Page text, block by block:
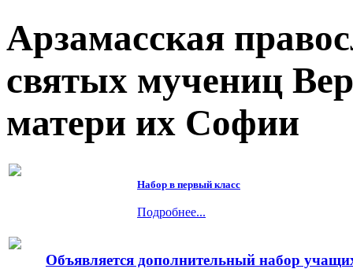
Арзамасская
святых мучениц
матери их Софии
Набор в первый класс
Подробнее...
Объявляется дополнительный набор